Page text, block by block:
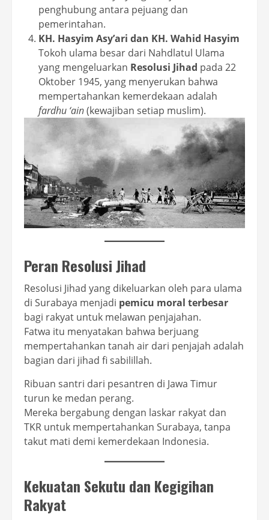
penghubung antara pejuang dan
pemerintahan.
KH. Hasyim Asy’ari dan KH. Wahid Hasyim
Tokoh ulama besar dari Nahdlatul Ulama
yang mengeluarkan Resolusi Jihad pada 22
Oktober 1945, yang menyerukan bahwa
mempertahankan kemerdekaan adalah
fardhu ‘ain(kewajiban setiap muslim).
Peran Resolusi Jihad
Resolusi Jihad yang dikeluarkan oleh para ulama
di Surabaya menjadi pemicu moral terbesar
bagi rakyat untuk melawan penjajahan.
Fatwa itu menyatakan bahwa berjuang
mempertahankan tanah air dari penjajah adalah
bagian dari jihad fi sabilillah.
Ribuan santri dari pesantren di Jawa Timur
turun ke medan perang.
Mereka bergabung dengan laskar rakyat dan
TKR untuk mempertahankan Surabaya, tanpa
takut mati demi kemerdekaan Indonesia.
Kekuatan Sekutu dan Kegigihan
Rakyat